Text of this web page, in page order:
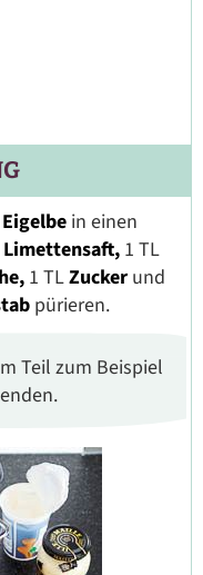
Eigelbe in einen
Limettensaft, 1 TL
1 TLZucker und
pürieren.
Teil zum Beispiel